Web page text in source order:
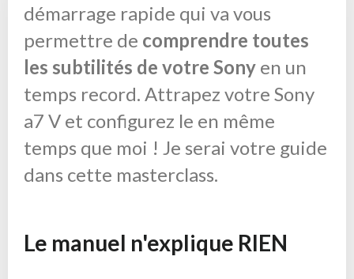
démarrage rapide qui va vous
permettre de comprendre toutes
les subtilités de votre Sony en un
temps record. Attrapez votre Sony
a7 V et configurez le en même
temps que moi ! Je serai votre guide
dans cette masterclass.
Le manuel n'explique RIEN